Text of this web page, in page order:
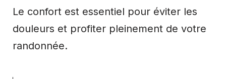
Le confort est essentiel pour éviter les
douleurs et profiter pleinement de votre
randonnée.